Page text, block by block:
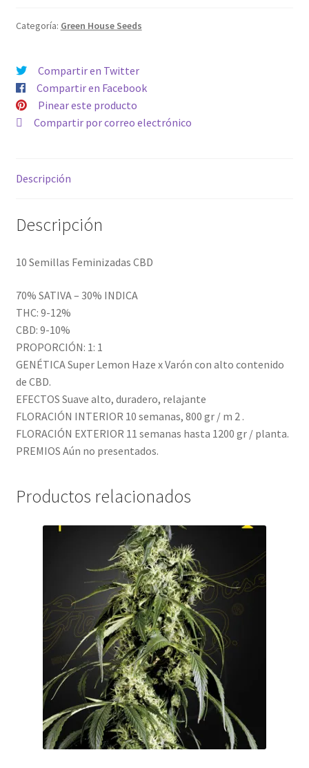
cantidad
Categoría: Green House Seeds
Compartir en Twitter
Compartir en Facebook
Pinear este producto
Compartir por correo electrónico
Descripción
Descripción
10 Semillas Feminizadas CBD
70% SATIVA – 30% INDICA
THC: 9-12%
CBD: 9-10%
PROPORCIÓN: 1: 1
GENÉTICA Super Lemon Haze x Varón con alto contenido
de CBD.
EFECTOS Suave alto, duradero, relajante
FLORACIÓN INTERIOR 10 semanas, 800 gr / m 2 .
FLORACIÓN EXTERIOR 11 semanas hasta 1200 gr / planta.
PREMIOS Aún no presentados.
Productos relacionados